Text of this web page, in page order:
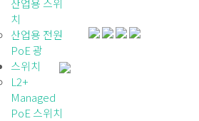
산업용 스위
치
산업용 전원
PoE 광
스위치
L2+
Managed
PoE 스위치